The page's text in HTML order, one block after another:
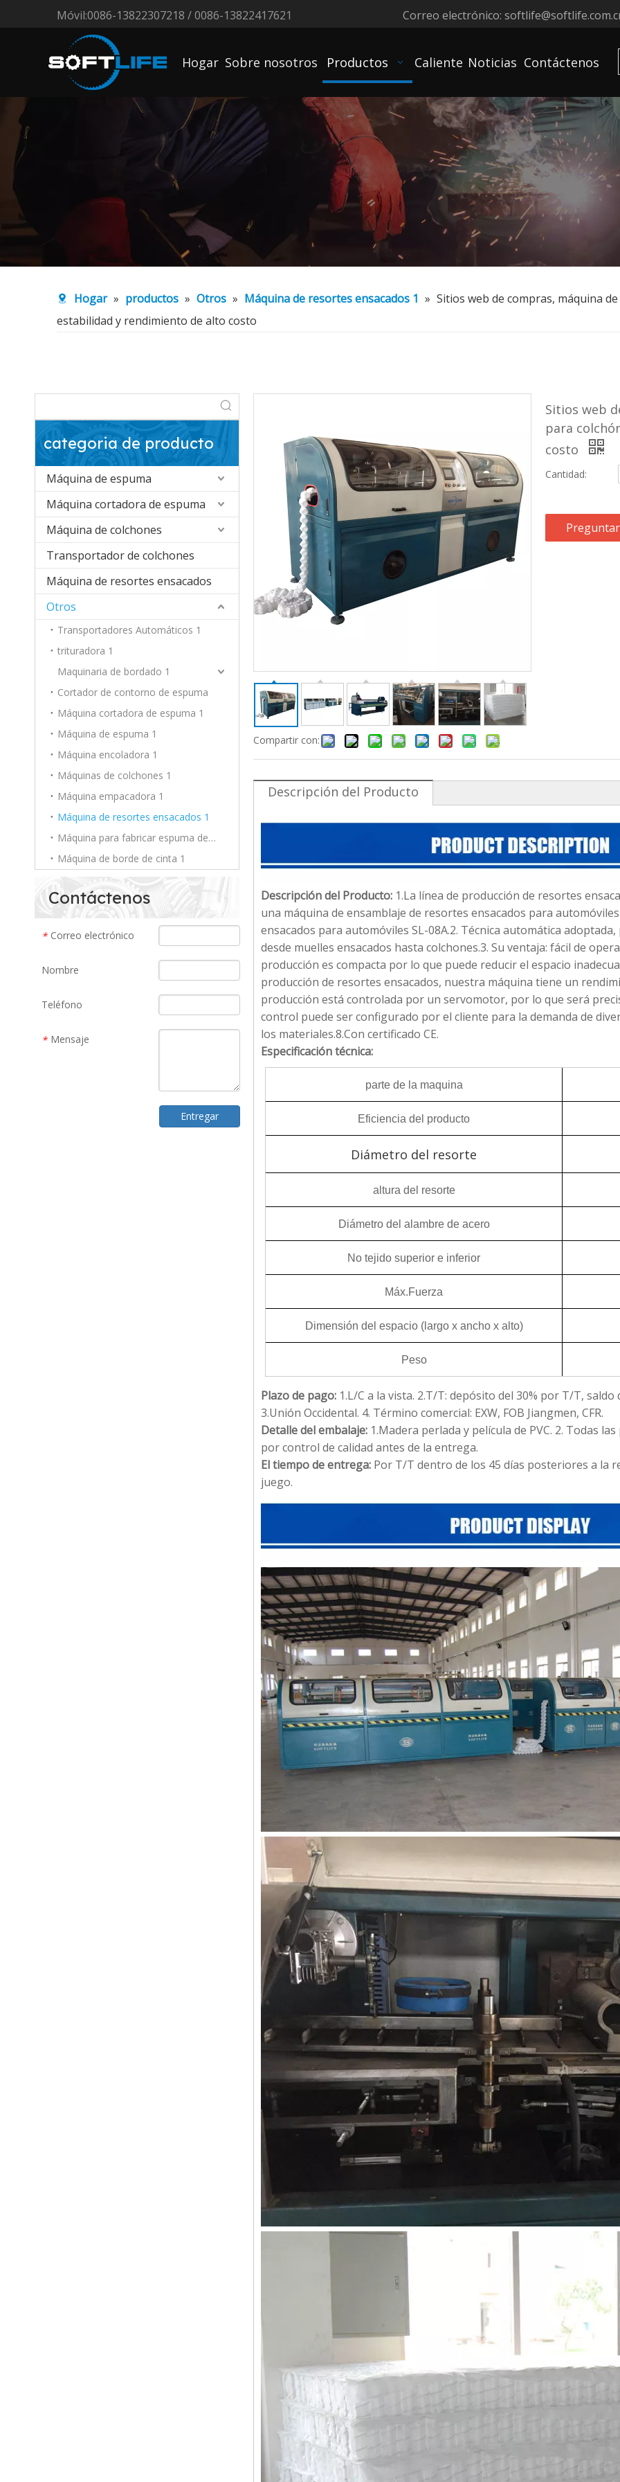
Móvil:0086-13822307218 / 0086-13822417621 Correo electrónico:
Hogar Sobre nosotros Productos Caliente Noticias Contáctenos
Hogar » productos » Otros » Máquina de resortes ensacados 1 » Sitios web de compras, máquina
estabilidad y rendimiento de alto costo
categoria de producto
Máquina de espuma
Máquina cortadora de espuma
Máquina de colchones
Transportador de colchones
Máquina de resortes ensacados
Otros
Transportadores Automáticos 1
trituradora 1
Maquinaria de bordado 1
Cortador de contorno de espuma
Máquina cortadora de espuma 1
Máquina de espuma 1
Máquina encoladora 1
Máquinas de colchones 1
Máquina empacadora 1
Máquina de resortes ensacados 1
Máquina para fabricar espuma de PU 1
Máquina de borde de cinta 1
Contáctenos
* Correo electrónico
Nombre
Teléfono
* Mensaje
Entregar
Compartir con:
Sitios web
para
costo
Cantidad:
Preguntar
Descripción del Producto
Descripción del Producto: 1.La línea de producción de resortes
una máquina de ensamblaje de resortes ensacados para
ensacados para automóviles SL-08A.2. Técnica automática
desde muelles ensacados hasta colchones.3. Su ventaja: fácil de
producción es compacta por lo que puede reducir el espacio
producción de resortes ensacados, nuestra máquina tiene un
producción está controlada por un servomotor, por lo que será
control puede ser configurado por el cliente para la demanda de
los materiales.8.Con certificado CE.
Especificación técnica:
parte de la maquina
Eficiencia del producto
Diámetro del resorte
altura del resorte
Diámetro del alambre de acero
No tejido superior e inferior
Máx.Fuerza
Dimensión del espacio (largo x ancho x alto)
Peso
Plazo de pago: 1.L/C a la vista. 2.T/T: depósito del 30% por T/T,
3.Unión Occidental. 4. Término comercial: EXW, FOB Jiangmen, CFR.
Detalle del embalaje: 1.Madera perlada y película de PVC. 2. Todas
por control de calidad antes de la entrega.
El tiempo de entrega: Por T/T dentro de los 45 días posteriores a la
juego.